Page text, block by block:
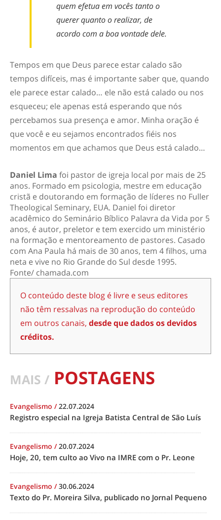
quem efetua em vocês tanto o
querer quanto o realizar, de
acordo com a boa vontade dele.
Tempos em que Deus parece estar calado são
tempos difíceis, mas é importante saber que, quando
ele parece estar calado… ele não está calado ou nos
esqueceu; ele apenas está esperando que nós
percebamos sua presença e amor. Minha oração é
que você e eu sejamos encontrados fiéis nos
momentos em que achamos que Deus está calado…
Daniel Lima foi pastor de igreja local por mais de 25
anos. Formado em psicologia, mestre em educação
cristã e doutorando em formação de líderes no Fuller
Theological Seminary, EUA. Daniel foi diretor
acadêmico do Seminário Bíblico Palavra da Vida por 5
anos, é autor, preletor e tem exercido um ministério
na formação e mentoreamento de pastores. Casado
com Ana Paula há mais de 30 anos, tem 4 filhos, uma
neta e vive no Rio Grande do Sul desde 1995.
Fonte/ chamada.com
O conteúdo deste blog é livre e seus editores
não têm ressalvas na reprodução do conteúdo
em outros canais, desde que dados os devidos
créditos.
MAIS / POSTAGENS
Evangelismo /22.07.2024
Registro especial na Igreja Batista Central de São Luís
Evangelismo /20.07.2024
Hoje, 20, tem culto ao Vivo na IMRE com o Pr. Leone
Evangelismo /30.06.2024
Texto do Pr. Moreira Silva, publicado no Jornal Pequeno